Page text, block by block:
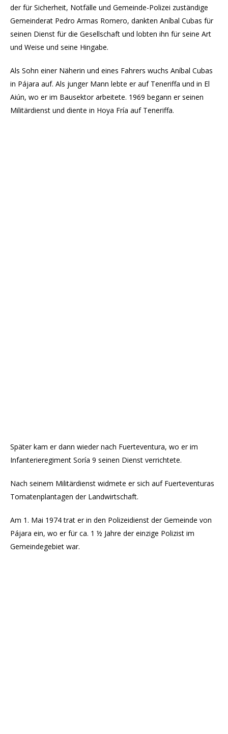
der für Sicherheit, Notfälle und Gemeinde-Polizei zuständige
Gemeinderat Pedro Armas Romero, dankten Aníbal Cubas für
seinen Dienst für die Gesellschaft und lobten ihn für seine Art
und Weise und seine Hingabe.
Als Sohn einer Näherin und eines Fahrers wuchs Aníbal Cubas
in Pájara auf. Als junger Mann lebte er auf Teneriffa und in El
Aiún, wo er im Bausektor arbeitete. 1969 begann er seinen
Militärdienst und diente in Hoya Fría auf Teneriffa.
Später kam er dann wieder nach Fuerteventura, wo er im
Infanterieregiment Soría 9 seinen Dienst verrichtete.
Nach seinem Militärdienst widmete er sich auf Fuerteventuras
Tomatenplantagen der Landwirtschaft.
Am 1. Mai 1974 trat er in den Polizeidienst der Gemeinde von
Pájara ein, wo er für ca. 1 ½ Jahre der einzige Polizist im
Gemeindegebiet war.